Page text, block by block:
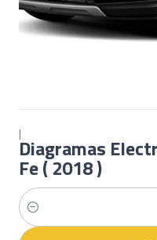
|
Diagramas
Fe ( 2018 )
Cantidad